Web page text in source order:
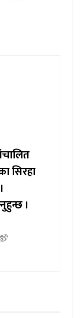
सिरहा
।